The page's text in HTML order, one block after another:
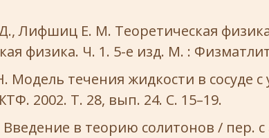
Лифшиц Е. М. Теоретическая физика
физика. Ч. 1. 5-е изд. М. :
Модель течения жидкости в сосуде с
2002. Т. 28, вып. 24. С. 15–19.
в теорию солитонов / пер. с